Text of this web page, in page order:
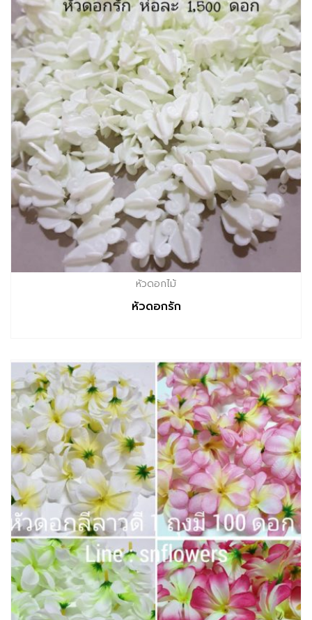
หัวดอกไม้
หัวดอกรัก